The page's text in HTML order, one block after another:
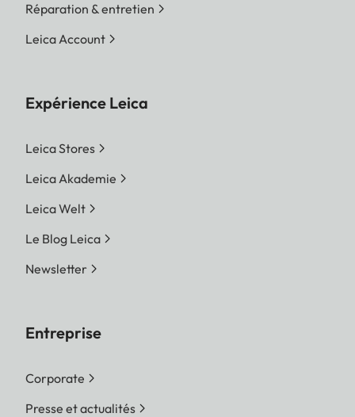
Réparation & entretien
Leica Account
Expérience Leica
Leica Stores
Leica Akademie
Leica Welt
Le Blog Leica
Newsletter
Entreprise
Corporate
Presse et actualités